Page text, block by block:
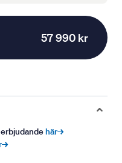
57 990 kr
här→